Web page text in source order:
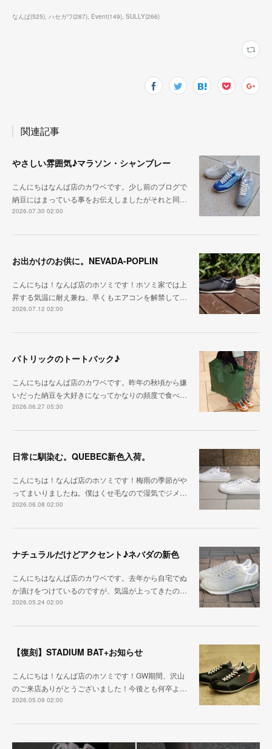
なんば(525) ハセガワ(287) Event(149) SULLY(266)
関連記事
やさしい雰囲気♪マラソン・シャンブレー
こんにちはなんば店のカワベです。少し前のブログで
納豆にはまっている事をお伝えしましたがそれと同…
2026.07.30 02:00
お出かけのお供に。NEVADA-POPLIN
こんにちは！なんば店のホソミです！ホソミ家では上
昇する気温に耐え兼ね、早くもエアコンを解禁して…
2026.07.12 02:00
パトリックのトートバック♪
こんにちはなんば店のカワベです。昨年の秋頃から嫌
いだった納豆を大好きになってかなりの頻度で食べ…
2026.06.27 05:30
日常に馴染む。QUEBEC新色入荷。
こんにちは！なんば店のホソミです！梅雨の季節がや
ってまいりましたね。僕はくせ毛なので湿気でジメ…
2026.06.08 02:00
ナチュラルだけどアクセント♪ネバダの新色
こんにちはなんば店のカワベです。去年から自宅でぬ
か漬けをつけているのですが、気温が上ってきたの…
2026.05.24 02:00
【復刻】STADIUM BAT+お知らせ
こんにちは！なんば店のホソミです！GW期間、沢山
のご来店ありがとうございました！今後とも何卒よ…
2026.05.09 02:00